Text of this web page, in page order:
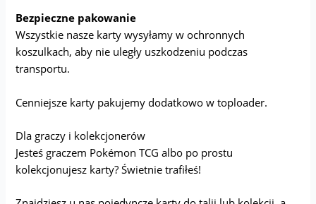
Bezpieczne pakowanie
Wszystkie nasze karty wysyłamy w ochronnych
koszulkach, aby nie uległy uszkodzeniu podczas
transportu.
Cenniejsze karty pakujemy dodatkowo w toploader.
Dla graczy i kolekcjonerów
Jesteś graczem Pokémon TCG albo po prostu
kolekcjonujesz karty? Świetnie trafiłeś!